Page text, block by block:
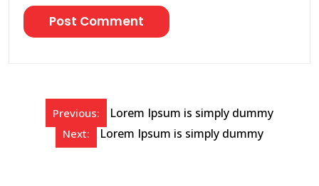
Previous: Lorem Ipsum is simply dummy
Next: Lorem Ipsum is simply dummy